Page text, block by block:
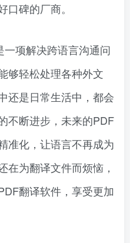
碑的厂商。
项解决跨语言沟通问
够轻松处理各种外文
还是日常生活中，都会
不断进步，未来的PDF
准化，让语言不再成为
在为翻译文件而烦恼，
翻译软件，享受更加